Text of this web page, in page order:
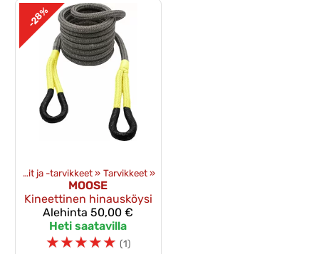
-28%
Vinssit ja -tarvikkeet ‪» Tarvikkeet ‪»
MOOSE
Kineettinen hinausköysi
Alehinta 50,00 €
Heti saatavilla
☆☆☆☆☆ (1)